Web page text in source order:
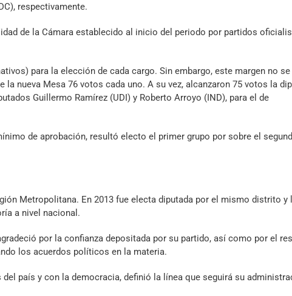
respectivamente.
de la Cámara establecido al inicio del periodo por partidos
para la elección de cada cargo. Sin embargo, este margen no se
nueva Mesa 76 votos cada uno. A su vez, alcanzaron 75 votos la
Guillermo Ramírez (UDI) y Roberto Arroyo (IND), para el de
de aprobación, resultó electo el primer grupo por sobre el
Metropolitana. En 2013 fue electa diputada por el mismo distrito y
a nivel nacional.
por la confianza depositada por su partido, así como por el
los acuerdos políticos en la materia.
país y con la democracia, definió la línea que seguirá su